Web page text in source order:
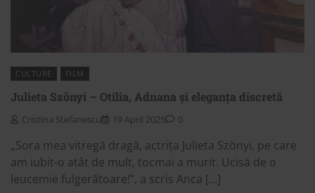
CULTURE FILM
Julieta Szönyi – Otilia, Adnana și eleganța discretă
Cristina Stefanescu 19 April 2025 0
„Sora mea vitregă dragă, actrița Julieta Szönyi, pe care
am iubit-o atât de mult, tocmai a murit. Ucisă de o
leucemie fulgerătoare!”, a scris Anca […]